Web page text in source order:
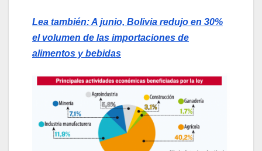
Lea también: A junio, Bolivia redujo en 30%
el volumen de las importaciones de
alimentos y bebidas